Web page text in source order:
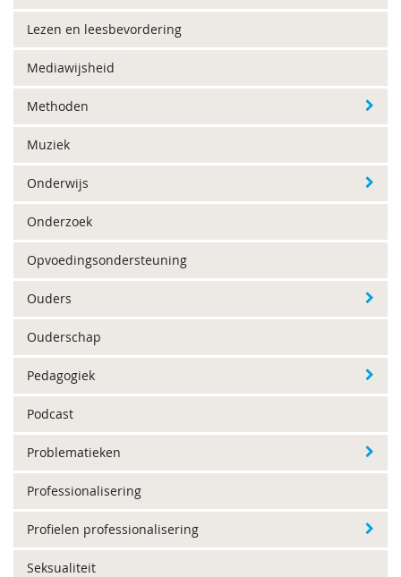
Lezen en leesbevordering
Mediawijsheid
Methoden
Muziek
Onderwijs
Onderzoek
Opvoedingsondersteuning
Ouders
Ouderschap
Pedagogiek
Podcast
Problematieken
Professionalisering
Profielen professionalisering
Seksualiteit